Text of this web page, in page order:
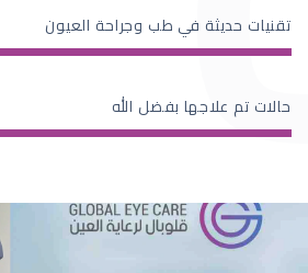
تقنيات حديثة في طب وجراحة العيون
حالات تم علاجها بفضل الله